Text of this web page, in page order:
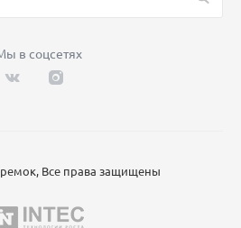
в соцсетях
Все права защищены